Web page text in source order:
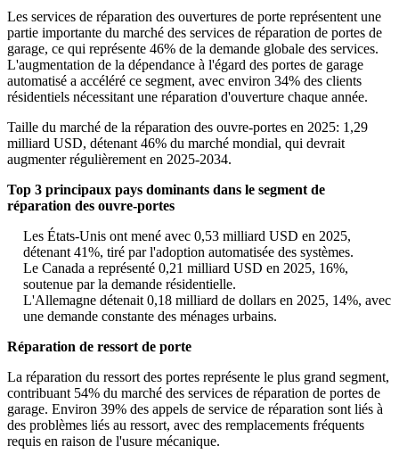
Les services de réparation des ouvertures de porte représentent une
partie importante du marché des services de réparation de portes de
garage, ce qui représente 46% de la demande globale des services.
L'augmentation de la dépendance à l'égard des portes de garage
automatisé a accéléré ce segment, avec environ 34% des clients
résidentiels nécessitant une réparation d'ouverture chaque année.
Taille du marché de la réparation des ouvre-portes en 2025: 1,29
milliard USD, détenant 46% du marché mondial, qui devrait
augmenter régulièrement en 2025-2034.
Top 3 principaux pays dominants dans le segment de
réparation des ouvre-portes
Les États-Unis ont mené avec 0,53 milliard USD en 2025,
détenant 41%, tiré par l'adoption automatisée des systèmes.
Le Canada a représenté 0,21 milliard USD en 2025, 16%,
soutenue par la demande résidentielle.
L'Allemagne détenait 0,18 milliard de dollars en 2025, 14%, avec
une demande constante des ménages urbains.
Réparation de ressort de porte
La réparation du ressort des portes représente le plus grand segment,
contribuant 54% du marché des services de réparation de portes de
garage. Environ 39% des appels de service de réparation sont liés à
des problèmes liés au ressort, avec des remplacements fréquents
requis en raison de l'usure mécanique.